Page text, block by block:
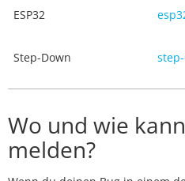
ESP32
Step-Down
Wo und wie
melden?